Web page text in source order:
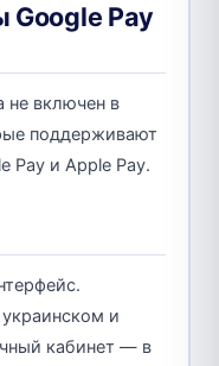
Pay
не включен в
поддерживают
Pay и Apple Pay.
и
кабинет ― в